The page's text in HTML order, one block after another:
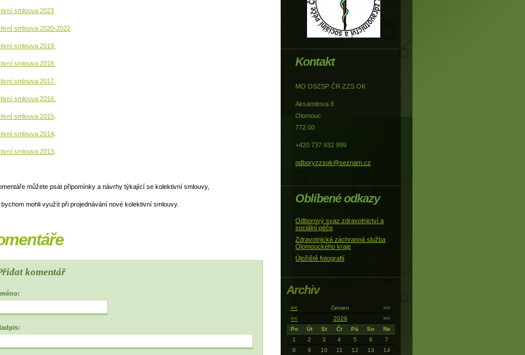
smlouva 2023
smlouva 2020-2022
smlouva 2019.
smlouva 2018.
smlouva 2017.
smlouva 2016.
smlouva 2015
smlouva 2014
smlouva 2013
můžete psát připomínky a návrhy týkající se kolektivní smlouvy,
mohli využít při projednávání nové kolektivní smlouvy.
komentář
Kontakt
MO OSZSP ČR ZZS OK
Aksamitova 8
Olomouc
772 00
+420 737 932 999
odboryzzsok@seznam.cz
Oblíbené odkazy
Odborový svaz zdravotnictví a
sociální péče
Zdravotnická záchranná služba
Olomouckého kraje
Úložiště fotografií
Archiv
<< červen
>>
<<
2026
>>
Po
Út St Čt Pá So
Ne
1
2 3 4 5 6
7
8
9 10 11 12 13
14